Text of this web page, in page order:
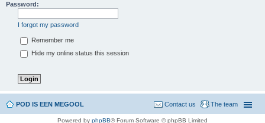
Password:
I forgot my password
Remember me
Hide my online status this session
POD IS EEN MEGOOL The team
Contact us
Powered by phpBB® Forum Software © phpBB Limited